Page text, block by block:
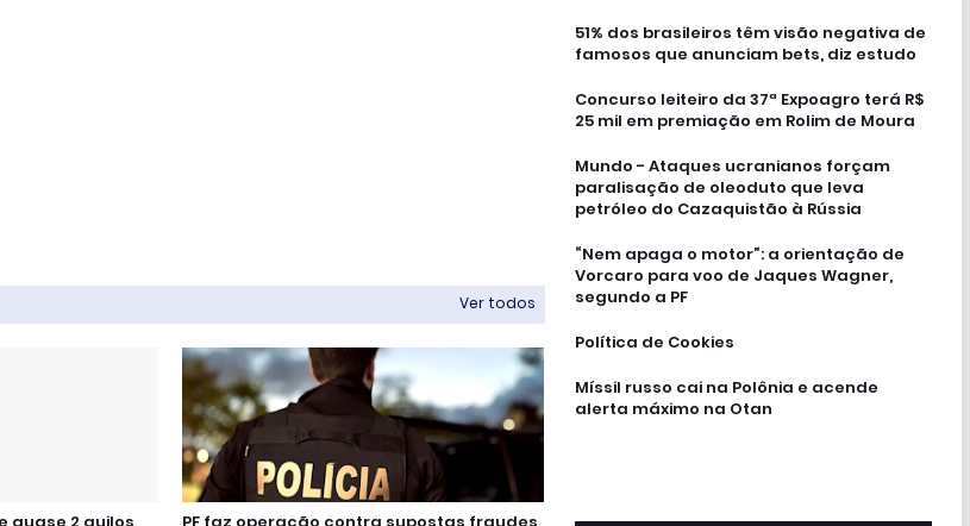
Ver todos
51% dos brasileiros têm visão negativa de
famosos que anunciam bets, diz estudo
Concurso leiteiro da 37ª Expoagro terá R$
25 mil em premiação em Rolim de Moura
Mundo - Ataques ucranianos forçam
paralisação de oleoduto que leva
petróleo do Cazaquistão à Rússia
“Nem apaga o motor”: a orientação de
Vorcaro para voo de Jaques Wagner,
segundo a PF
Política de Cookies
Míssil russo cai na Polônia e acende
alerta máximo na Otan